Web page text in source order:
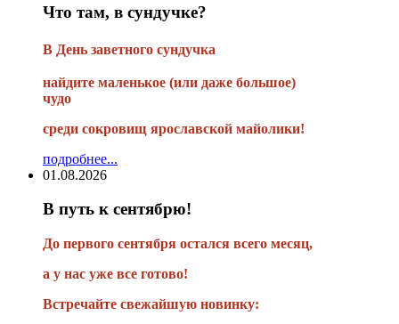
Что там, в сундучке?
В День заветного сундучка
найдите маленькое (или даже большое)
чудо
среди сокровищ ярославской майолики!
подробнее...
01.08.2026
В путь к сентябрю!
До первого сентября остался всего месяц,
а у нас уже все готово!
Встречайте свежайшую новинку: